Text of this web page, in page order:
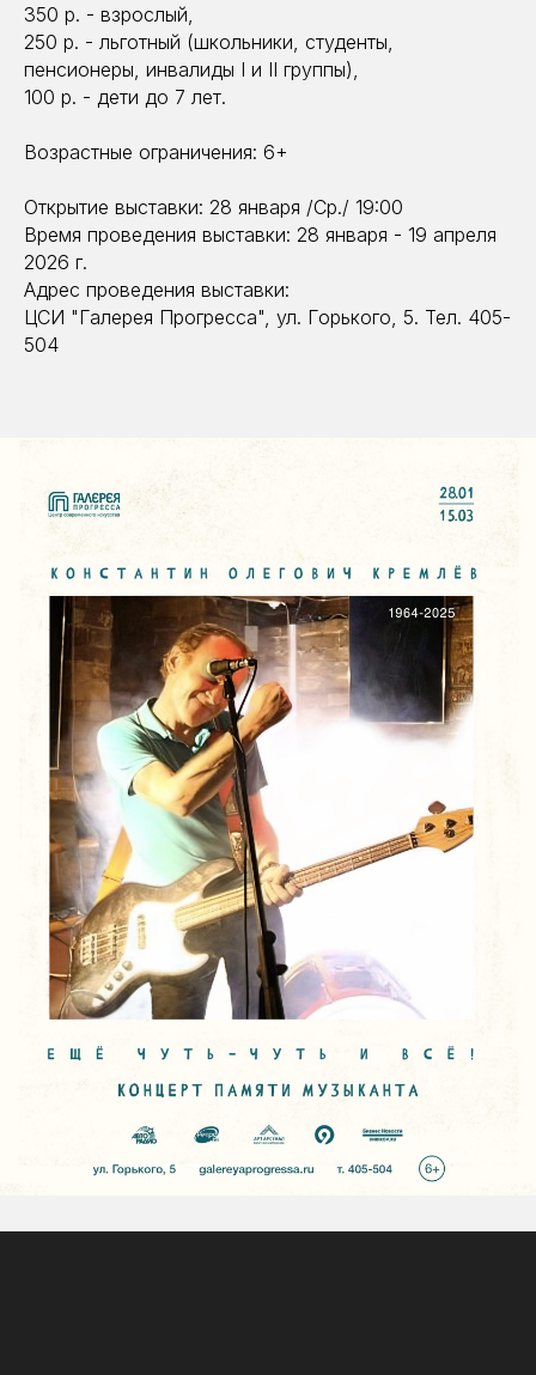
350 р. - взрослый,
250 р. - льготный (школьники, студенты,
пенсионеры, инвалиды I и II группы),
100 р. - дети до 7 лет.
Возрастные ограничения: 6+
Открытие выставки: 28 января /Ср./ 19:00
Время проведения выставки: 28 января - 19 апреля
2026 г.
Адрес проведения выставки:
ЦСИ "Галерея Прогресса", ул. Горького, 5. Тел. 405-
504